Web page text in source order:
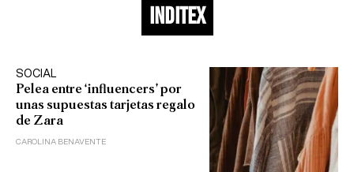
inditex
SOCIAL
Pelea entre ‘influencers’ por
unas supuestas tarjetas regalo
de Zara
CAROLINA BENAVENTE